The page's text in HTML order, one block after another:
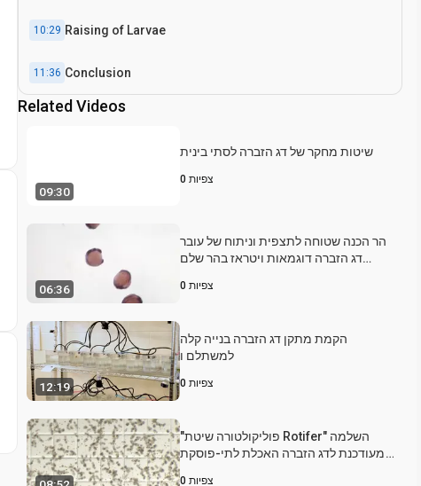
10:29 Raising of Larvae
11:36 Conclusion
Related Videos
09:30
שיטות מחקר של דג הזברה לסתי בינית
0 צפיות
06:36
הר הכנה שטוחה לתצפית וניתוח של עובר
דג הזברה דוגמאות ויטראז בהר שלם
0 צפיות
12:19
הקמת מתקן דג הזברה בנייה קלה
למשתלם ו
0 צפיות
"פוליקולטורה שיטת Rotifer" השלמה
ומעודכנת לדג הזברה האכלת לתי-פוסקת
0 צפיות